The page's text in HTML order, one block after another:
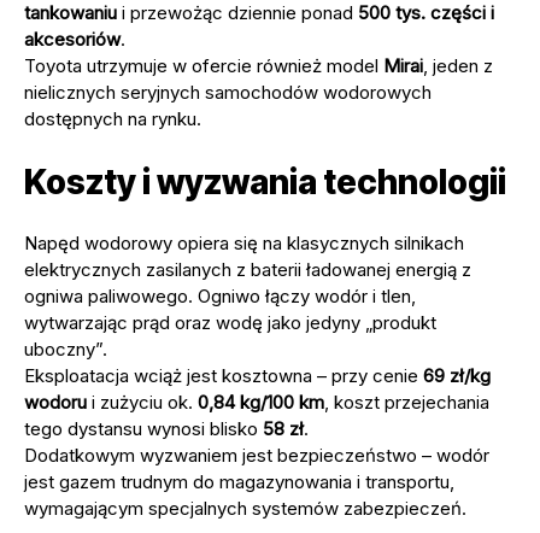
tankowaniu i przewożąc dziennie ponad 500 tys. części i
akcesoriów.
Toyota utrzymuje w ofercie również model Mirai, jeden z
nielicznych seryjnych samochodów wodorowych
dostępnych na rynku.
Koszty i wyzwania technologii
Napęd wodorowy opiera się na klasycznych silnikach
elektrycznych zasilanych z baterii ładowanej energią z
ogniwa paliwowego. Ogniwo łączy wodór i tlen,
wytwarzając prąd oraz wodę jako jedyny „produkt
uboczny”.
Eksploatacja wciąż jest kosztowna – przy cenie 69 zł/kg
wodoru i zużyciu ok. 0,84 kg/100 km, koszt przejechania
tego dystansu wynosi blisko 58 zł.
Dodatkowym wyzwaniem jest bezpieczeństwo – wodór
jest gazem trudnym do magazynowania i transportu,
wymagającym specjalnych systemów zabezpieczeń.